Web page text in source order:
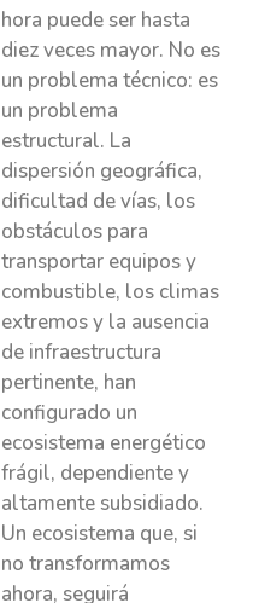
hora puede ser hasta
diez veces mayor. No es
un problema técnico: es
un problema
estructural. La
dispersión geográfica,
dificultad de vías, los
obstáculos para
transportar equipos y
combustible, los climas
extremos y la ausencia
de infraestructura
pertinente, han
configurado un
ecosistema energético
frágil, dependiente y
altamente subsidiado.
Un ecosistema que, si
no transformamos
ahora, seguirá